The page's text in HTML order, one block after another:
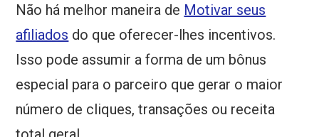
Não há melhor maneira de Motivar seus
afiliados do que oferecer-lhes incentivos.
Isso pode assumir a forma de um bônus
especial para o parceiro que gerar o maior
número de cliques, transações ou receita